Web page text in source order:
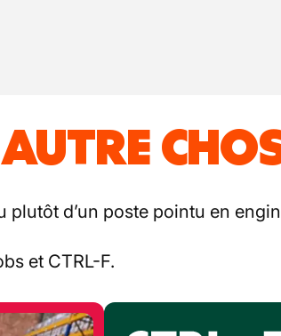
plutôt d’un poste pointu en
et CTRL-F.